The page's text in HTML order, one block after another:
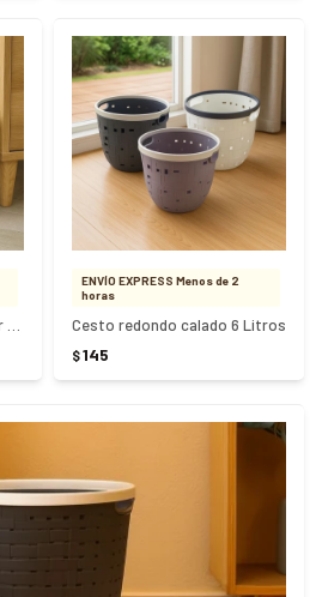
ENVÍO EXPRESS Menos de 2
horas
Cesto redondo calado 6 Litros
$145